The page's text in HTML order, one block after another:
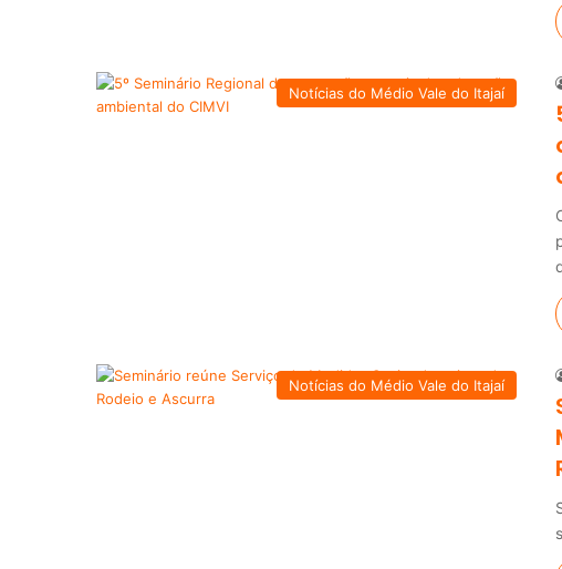
Notícias do Médio Vale do Itajaí
Notícias do Médio Vale do Itajaí